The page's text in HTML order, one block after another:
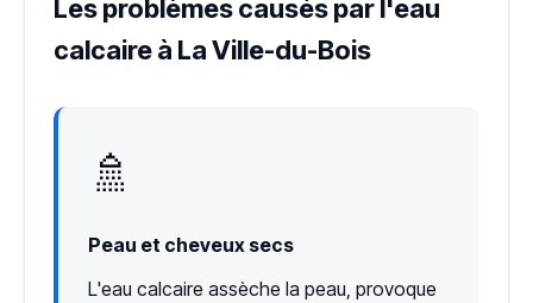
Les problèmes causés par l'eau
calcaire à La Ville-du-Bois
🚿
Peau et cheveux secs
L'eau calcaire assèche la peau, provoque